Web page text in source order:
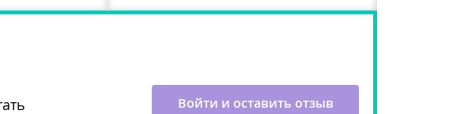
Войти и оставить отзыв